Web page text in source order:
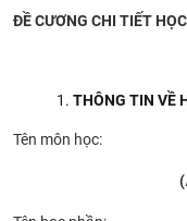
CỰU NGƯỜI HỌC
ĐỀ CƯƠNG CHI TIẾT
THÔNG TIN VỀ
Tên môn học:
(